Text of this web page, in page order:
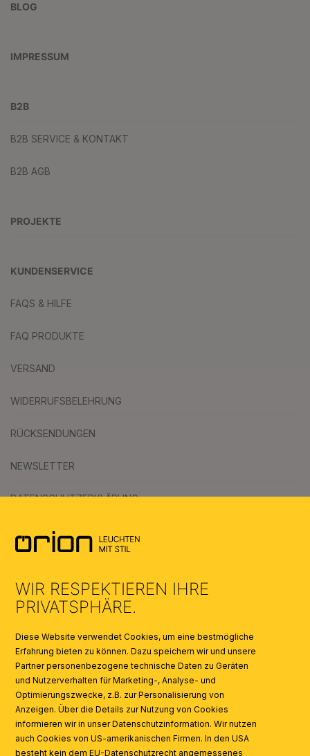
BLOG
IMPRESSUM
B2B
B2B SERVICE & KONTAKT
B2B AGB
PROJEKTE
KUNDENSERVICE
FAQS & HILFE
FAQ PRODUKTE
VERSAND
WIDERRUFSBELEHRUNG
RÜCKSENDUNGEN
NEWSLETTER
DATENSCHUTZERKLÄRUNG
KATALOGE
AI
WIR RESPEKTIEREN IHRE
PRIVATSPHÄRE.
Diese Website verwendet Cookies, um eine bestmögliche
Erfahrung bieten zu können. Dazu speichern wir und unsere
Partner personenbezogene technische Daten zu Geräten
und Nutzerverhalten für Marketing-, Analyse- und
Optimierungszwecke, z.B. zur Personalisierung von
Anzeigen. Über die Details zur Nutzung von Cookies
informieren wir in unser Datenschutzinformation. Wir nutzen
auch Cookies von US-amerikanischen Firmen. In den USA
besteht kein dem EU-Datenschutzrecht angemessenes